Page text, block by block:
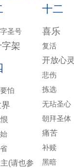
圣号
字架
怕
(请也参
十二
喜乐
复活
开放心灵
悲伤
拣选
无玷圣心
朝拜圣体
痛苦
补赎
黑暗